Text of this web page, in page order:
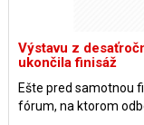
Výstavu z
ukončila finisáž
Ešte pred samotnou
fórum, na ktorom